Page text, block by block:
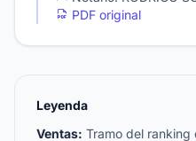
PDF original
Leyenda
Ventas: Tramo del